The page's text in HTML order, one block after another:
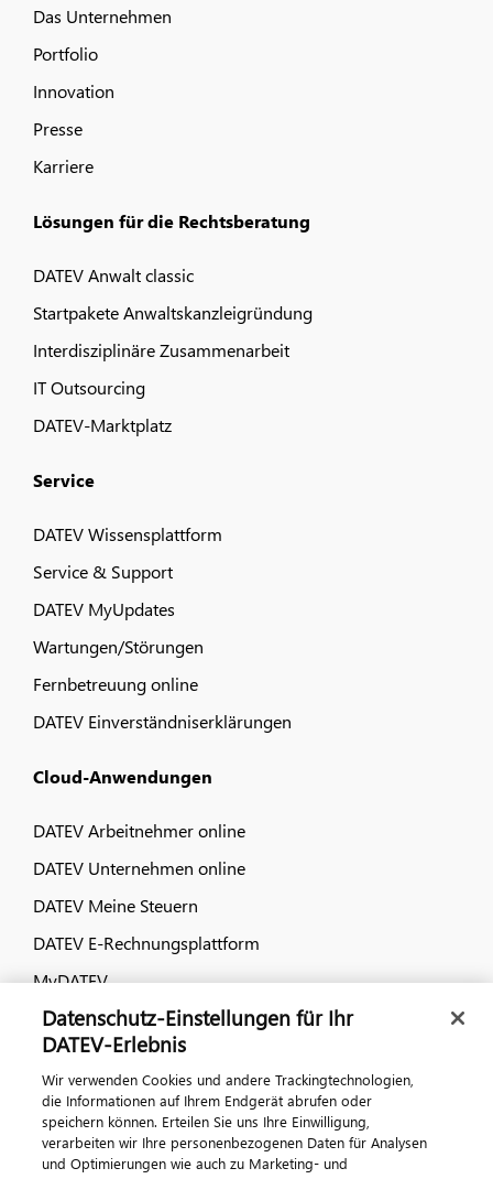
Das Unternehmen
Portfolio
Innovation
Presse
Karriere
Lösungen für die Rechtsberatung
DATEV Anwalt classic
Startpakete Anwaltskanzleigründung
Interdisziplinäre Zusammenarbeit
IT Outsourcing
DATEV-Marktplatz
Service
DATEV Wissensplattform
Service & Support
DATEV MyUpdates
Wartungen/Störungen
Fernbetreuung online
DATEV Einverständniserklärungen
Cloud-Anwendungen
DATEV Arbeitnehmer online
DATEV Unternehmen online
DATEV Meine Steuern
DATEV E-Rechnungsplattform
MyDATEV
Dialog & Medien
Veranstaltungen
DATEV magazin
DATEV-Community
Datenschutz-Einstellungen für Ihr
DATEV-Erlebnis
Wir verwenden Cookies und andere Trackingtechnologien,
die Informationen auf Ihrem Endgerät abrufen oder
speichern können. Erteilen Sie uns Ihre Einwilligung,
verarbeiten wir Ihre personenbezogenen Daten für Analysen
und Optimierungen wie auch zu Marketing- und